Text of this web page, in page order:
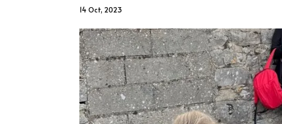
14 Oct, 2023